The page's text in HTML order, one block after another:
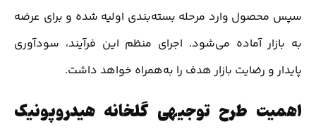
سپس محصول وارد مرحله بسته‌بندی اولیه شده و برای عرضه
به بازار آماده می‌شود. اجرای منظم این فرآیند، سودآوری
پایدار و رضایت بازار هدف را به‌همراه خواهد داشت.
اهمیت طرح توجیهی گلخانه هیدروپونیک